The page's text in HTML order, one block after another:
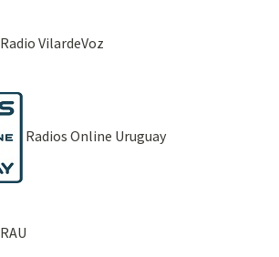
Radio VilardeVoz
Radios Online Uruguay
RAU